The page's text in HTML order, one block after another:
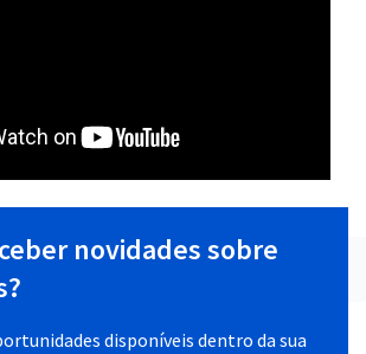
novidades sobre
disponíveis dentro da sua